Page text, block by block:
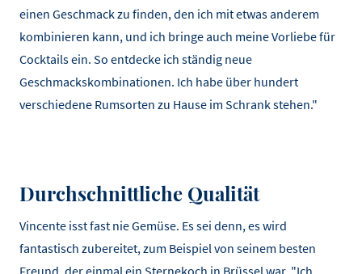
einen Geschmack zu finden, den ich mit etwas anderem
kombinieren kann, und ich bringe auch meine Vorliebe für
Cocktails ein. So entdecke ich ständig neue
Geschmackskombinationen. Ich habe über hundert
verschiedene Rumsorten zu Hause im Schrank stehen."
Durchschnittliche Qualität
Vincente isst fast nie Gemüse. Es sei denn, es wird
fantastisch zubereitet, zum Beispiel von seinem besten
Freund, der einmal ein Sternekoch in Brüssel war. "Ich